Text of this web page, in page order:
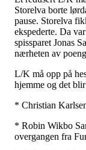
Storelva borte
pause. Storelva
ekspederte. Da
spissparet Jonas
nærheten av
L/K må opp på
hjemme og det
* Christian
* Robin Wikbo
overgangen fra